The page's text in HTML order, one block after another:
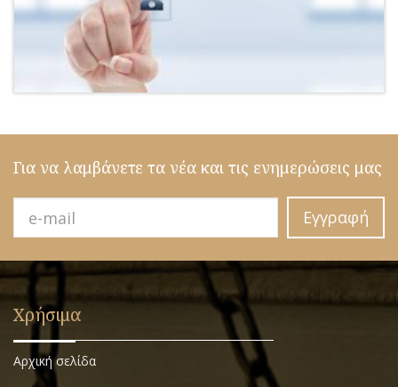
Για να λαμβάνετε τα νέα και τις ενημερώσεις μας
Εγγραφή
Χρήσιμα
Αρχική σελίδα